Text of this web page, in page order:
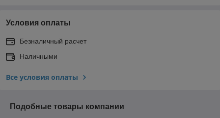
Условия оплаты
Безналичный расчет
Наличными
Все условия оплаты
Подобные товары компании